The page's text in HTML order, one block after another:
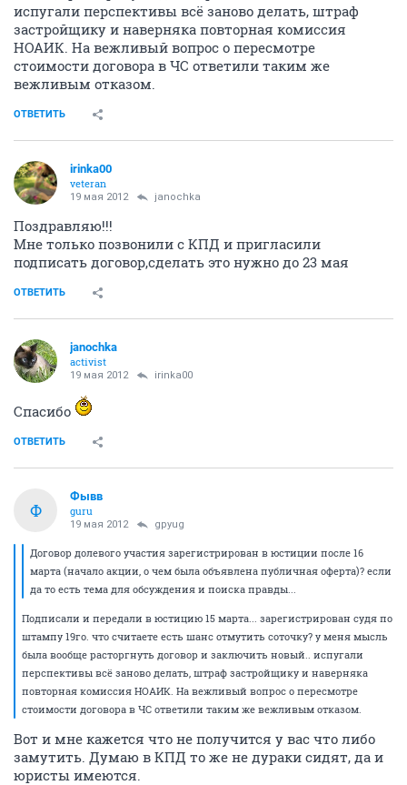
испугали перспективы всё заново делать, штраф
застройщику и наверняка повторная комиссия
НОАИК. На вежливый вопрос о пересмотре
стоимости договора в ЧС ответили таким же
вежливым отказом.
ОТВЕТИТЬ
irinka00
veteran
19 мая 2012 janochka
Поздравляю!!!
Мне только позвонили с КПД и пригласили
подписать договор,сделать это нужно до 23 мая
ОТВЕТИТЬ
janochka
activist
19 мая 2012 irinka00
Спасибо
ОТВЕТИТЬ
Ф
Фывв
guru
19 мая 2012 gpyug
Договор долевого участия зарегистрирован в юстиции после 16
марта (начало акции, о чем была объявлена публичная оферта)? если
да то есть тема для обсуждения и поиска правды...
Подписали и передали в юстицию 15 марта... зарегистрирован судя по
штампу 19го. что считаете есть шанс отмутить соточку? у меня мысль
была вообще расторгнуть договор и заключить новый.. испугали
перспективы всё заново делать, штраф застройщику и наверняка
повторная комиссия НОАИК. На вежливый вопрос о пересмотре
стоимости договора в ЧС ответили таким же вежливым отказом.
Вот и мне кажется что не получится у вас что либо
замутить. Думаю в КПД то же не дураки сидят, да и
юристы имеются.